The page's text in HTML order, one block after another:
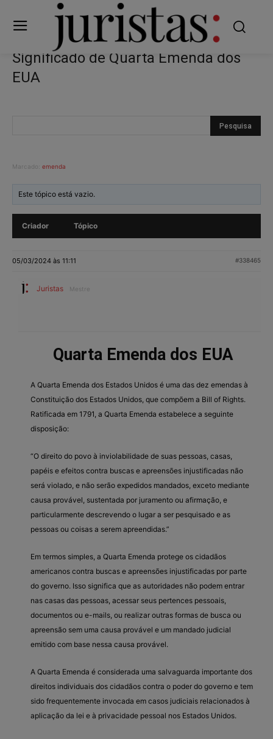
Significado de Quarta Emenda dos
EUA
Marcado: emenda
Este tópico está vazio.
Criador Tópico
05/03/2024 às 11:11 #338465
Juristas Mestre
Quarta Emenda dos EUA
A Quarta Emenda dos Estados Unidos é uma das dez emendas à
Constituição dos Estados Unidos, que compõem a Bill of Rights.
Ratificada em 1791, a Quarta Emenda estabelece a seguinte
disposição:
“O direito do povo à inviolabilidade de suas pessoas, casas,
papéis e efeitos contra buscas e apreensões injustificadas não
será violado, e não serão expedidos mandados, exceto mediante
causa provável, sustentada por juramento ou afirmação, e
particularmente descrevendo o lugar a ser pesquisado e as
pessoas ou coisas a serem apreendidas.”
Em termos simples, a Quarta Emenda protege os cidadãos
americanos contra buscas e apreensões injustificadas por parte
do governo. Isso significa que as autoridades não podem entrar
nas casas das pessoas, acessar seus pertences pessoais,
documentos ou e-mails, ou realizar outras formas de busca ou
apreensão sem uma causa provável e um mandado judicial
emitido com base nessa causa provável.
A Quarta Emenda é considerada uma salvaguarda importante dos
direitos individuais dos cidadãos contra o poder do governo e tem
sido frequentemente invocada em casos judiciais relacionados à
aplicação da lei e à privacidade pessoal nos Estados Unidos.